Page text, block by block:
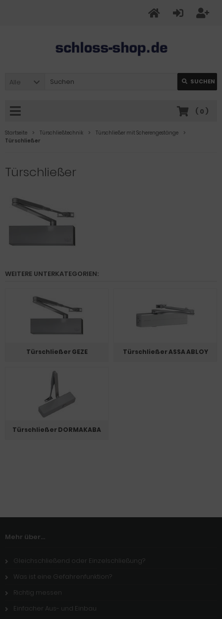
Alle SUCHEN
( 0 )
Startseite Türschließtechnik
Türschließer mit Scherengestänge
Türschließer
Türschließer
WEITERE UNTERKATEGORIEN:
Türschließer GEZE Türschließer ASSA ABLOY
Türschließer DORMAKABA
Mehr über...
Gleichschließend oder Einzelschließung?
Was ist eine Gefahrenfunktion?
Richtig messen
Einfacher Aus- und Einbau